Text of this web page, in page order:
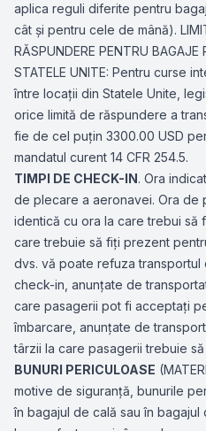
aplica reguli diferite pentru
cât şi pentru cele de mână).
RĂSPUNDERE PENTRU BAGAJE
STATELE UNITE: Pentru curse
între locaţii din Statele Unite,
orice limită de răspundere a
fie de cel puţin 3300.00 USD
mandatul curent 14 CFR 254.5.
TIMPI DE CHECK-IN. Ora
de plecare a aeronavei. Ora de
identică cu ora la care trebui să
care trebuie să fiţi prezent
dvs. vă poate refuza transportul
check-in, anunţate de
care pasagerii pot fi acceptaţi
îmbarcare, anunţate de
târzii la care pasagerii trebuie
BUNURI PERICULOASE
motive de siguranţă, bunurile
în bagajul de cală sau în